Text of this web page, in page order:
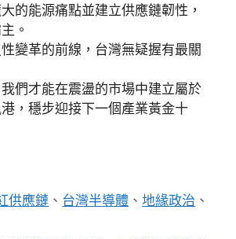
的能源痛點並建立供應鏈韌性，
。
變革的前線，台灣無疑握有最關
們才能在震盪的市場中建立屬於
，穩步迎接下一個產業黃金十
供應鏈 、 台灣半導體 、地緣政治 、